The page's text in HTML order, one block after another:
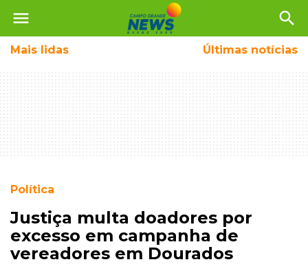
menu search
Mais lidas Últimas notícias
Política
Justiça multa doadores por
excesso em campanha de
vereadores em Dourados